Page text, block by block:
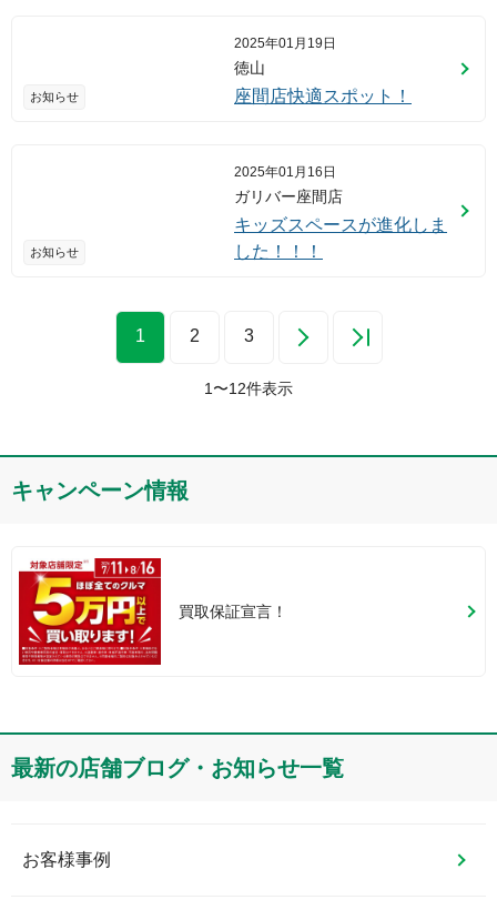
お知らせ
2025年01月19日
徳山
座間店快適スポット！
お知らせ
2025年01月16日
ガリバー座間店
キッズスペースが進化しま
した！！！
1 2 3
1 〜12件表示
キャンペーン情報
買取保証宣言！
最新の店舗ブログ・お知らせ一覧
お客様事例